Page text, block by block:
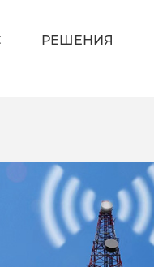
РЕШЕНИЯ